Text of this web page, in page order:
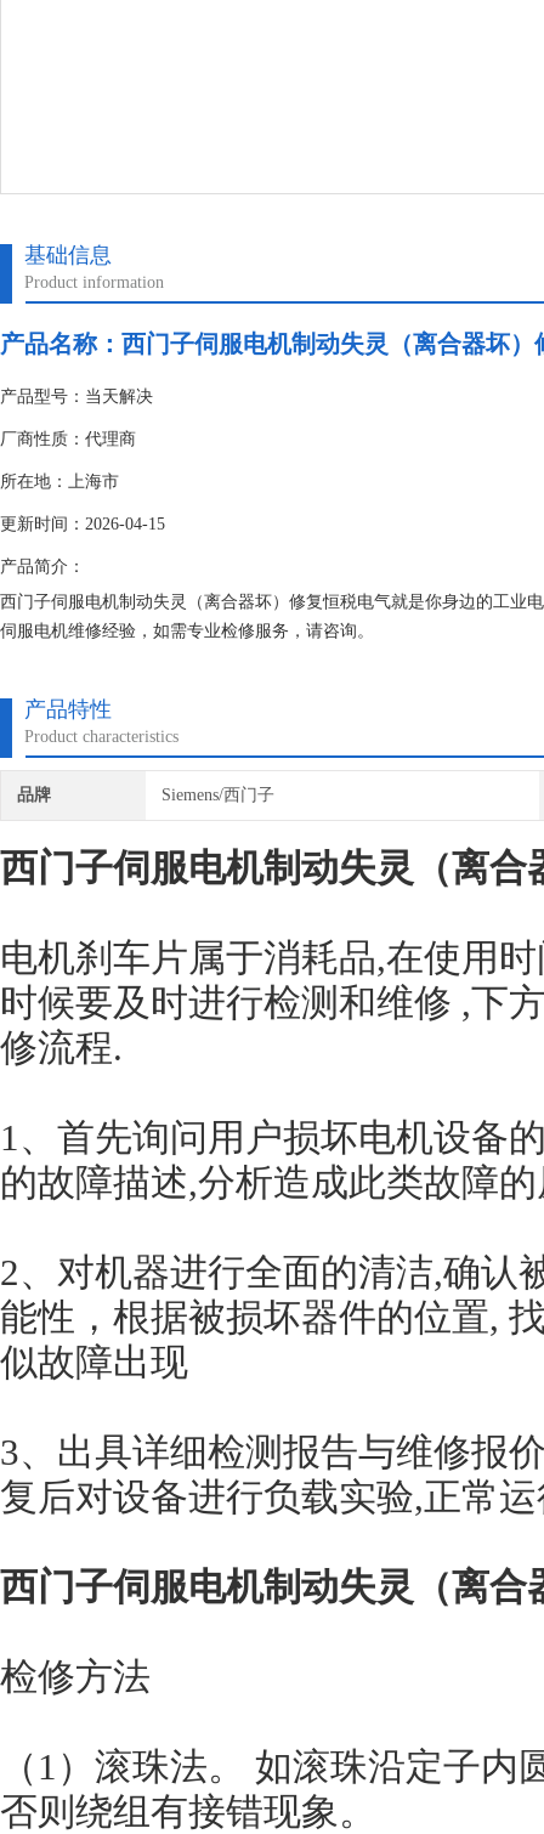
基础信息
Product information
产品名称： 西门子伺服电机制动失灵（离合器坏）
产品型号：当天解决
厂商性质：代理商
所在地：上海市
更新时间：2026-04-15
产品简介：
西门子伺服电机制动失灵（离合器坏）修复恒税电气就是你身边的工业
伺服电机维修经验，如需专业检修服务，请咨询。
产品特性
Product characteristics
品牌 Siemens/西门子
西门子伺服电机制动失灵（离合
电机刹车片属于消耗品,在使用
时候要及时进行检测和维修 ,下
修流程.
1、首先询问用户损坏电机设备
的故障描述,分析造成此类故障
2、对机器进行全面的清洁,确认
能性，根据被损坏器件的位置,
似故障出现
3、出具详细检测报告与维修报
复后对设备进行负载实验,正常
西门子伺服电机制动失灵（离合
检修方法
（1）滚珠法。 如滚珠沿定子
否则绕组有接错现象。